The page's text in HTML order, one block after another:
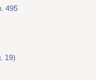
495
19)